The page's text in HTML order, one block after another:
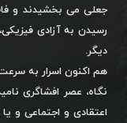
جعلی می بخشیدند و
رسیدن به آزادی
دیگر.
هم اکنون اسرار به
نگاه، عصر افشاگری
اعتقادی و اجتماعی و